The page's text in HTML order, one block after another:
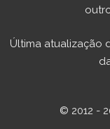
Última atualização
© 2012 -